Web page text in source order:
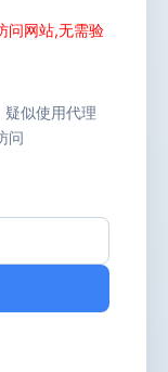
问网站,无需验
疑似使用代理
问